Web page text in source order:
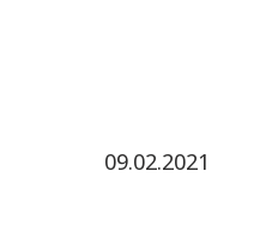
09.02.2021